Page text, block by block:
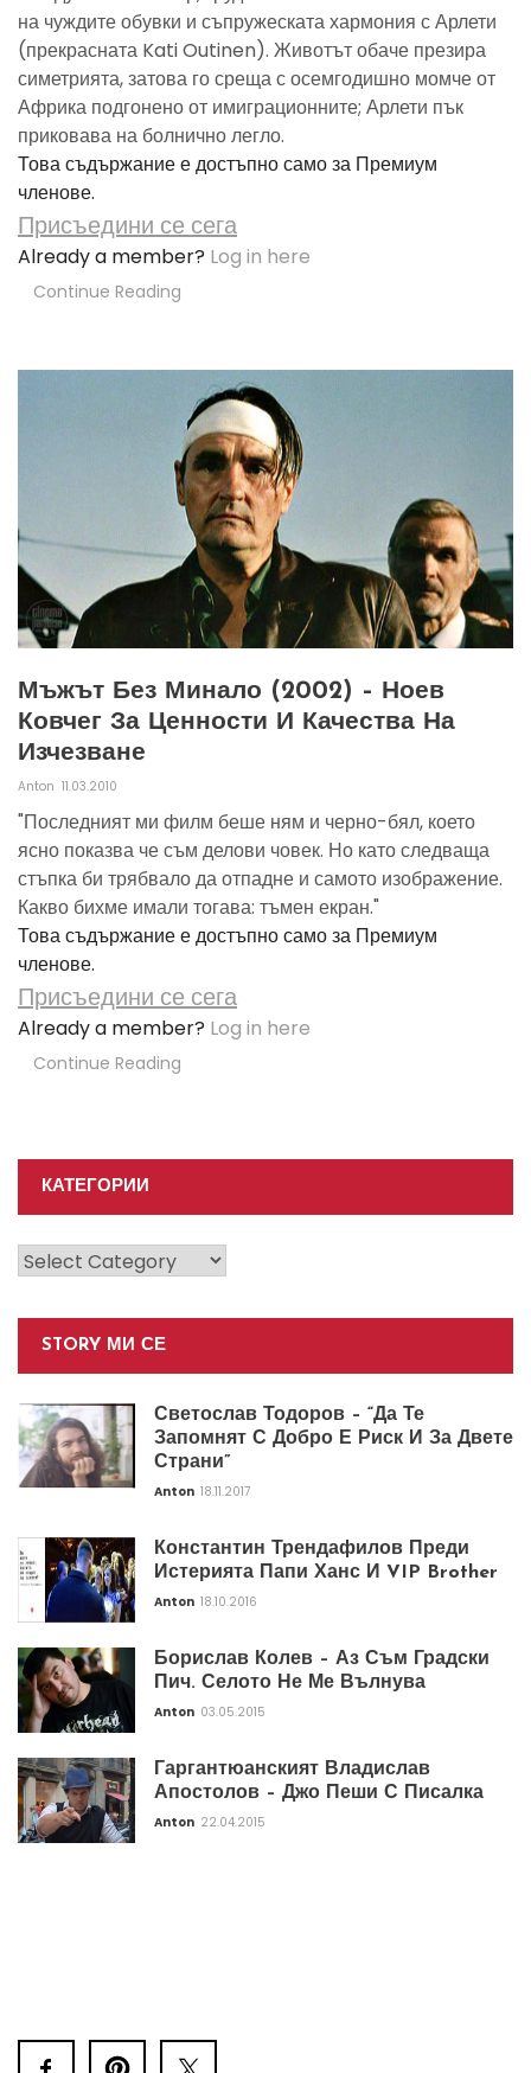
на чуждите обувки и съпружеската хармония с Арлети
(прекрасната Kati Outinen). Животът обаче презира
симетрията, затова го среща с осемгодишно момче от
Африка подгонено от имиграционните; Арлети пък
приковава на болнично легло.
Това съдържание е достъпно само за Премиум
членове.
Присъедини се сега
Already a member? Log in here
Continue Reading
Мъжът Без Минало (2002) – Ноев
Ковчег За Ценности И Качества На
Изчезване
Anton 11.03.2010
"Последният ми филм беше ням и черно-бял, което
ясно показва че съм делови човек. Но като следваща
стъпка би трябвало да отпадне и самото изображение.
Какво бихме имали тогава: тъмен екран."
Това съдържание е достъпно само за Премиум
членове.
Присъедини се сега
Already a member? Log in here
Continue Reading
КАТЕГОРИИ
Категории
STORY МИ СЕ
Светослав Тодоров – “Да Те
Запомнят С Добро Е Риск И За Двете
Страни”
Anton 18.11.2017
Константин Трендафилов Преди
Истерията Папи Ханс И VIP Brother
Anton 18.10.2016
Борислав Колев – Аз Съм Градски
Пич. Селото Не Ме Вълнува
Anton 03.05.2015
Гаргантюанският Владислав
Апостолов – Джо Пеши С Писалка
Anton 22.04.2015